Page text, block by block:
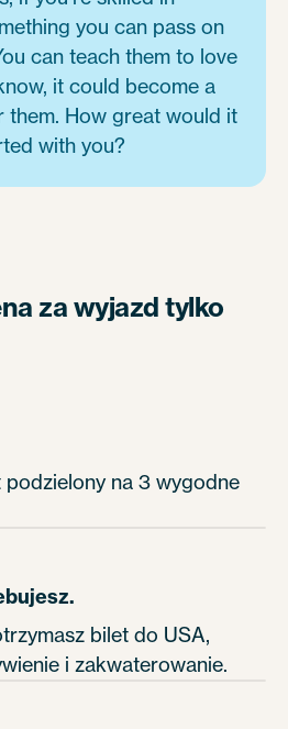
you can pass on
can teach them to love
it could become a
them. How great would it
with you?
za wyjazd tylko
na 3 wygodne
bilet do USA,
i zakwaterowanie.